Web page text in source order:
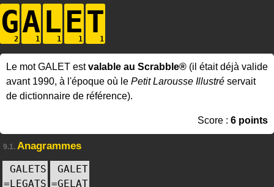
GALET
Le mot GALET estvalable au Scrabble® (il était déjà valide
avant 1990, à l'époque où le Petit Larousse Illustré servait
de dictionnaire de référence).
Score : 6 points
9.1. Anagrammes
GALETS
=LEGATS
GALET
=GELAT